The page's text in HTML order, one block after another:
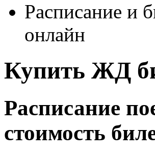
Расписание и
онлайн
Купить ЖД
Расписание
стоимость